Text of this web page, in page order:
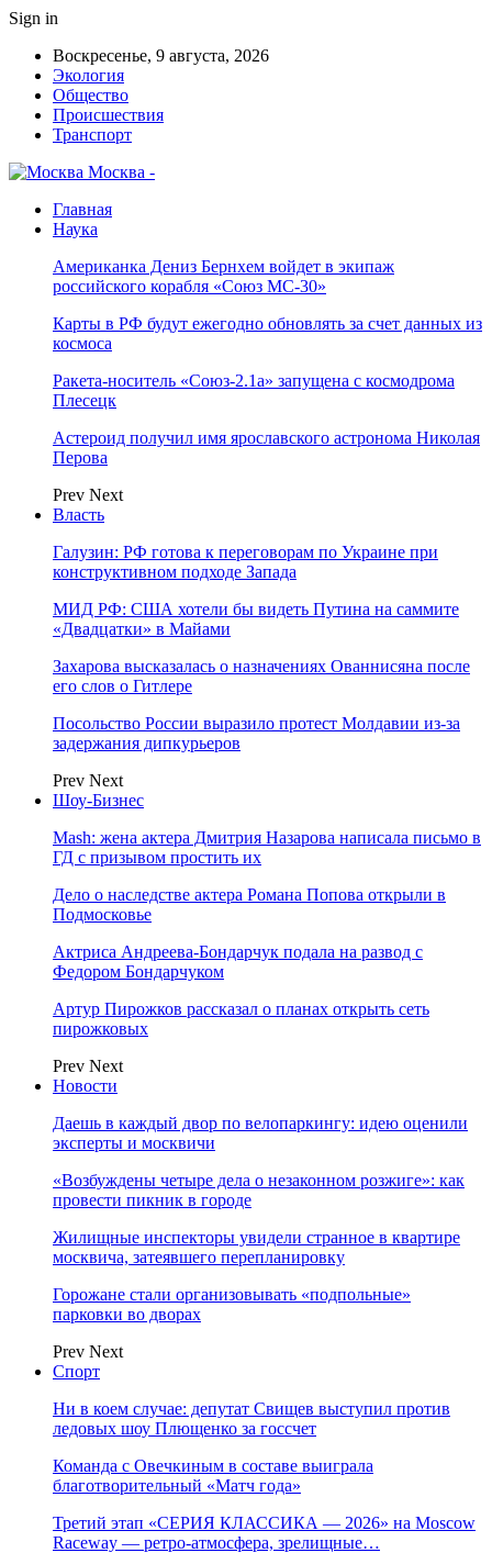
Sign in
Воскресенье, 9 августа, 2026
Экология
Общество
Происшествия
Транспорт
Москва -
Главная
Наука
Американка Дениз Бернхем войдет в экипаж
российского корабля «Союз МС-30»
Карты в РФ будут ежегодно обновлять за счет данных из
космоса
Ракета-носитель «Союз-2.1а» запущена с космодрома
Плесецк
Астероид получил имя ярославского астронома Николая
Перова
Prev Next
Власть
Галузин: РФ готова к переговорам по Украине при
конструктивном подходе Запада
МИД РФ: США хотели бы видеть Путина на саммите
«Двадцатки» в Майами
Захарова высказалась о назначениях Ованнисяна после
его слов о Гитлере
Посольство России выразило протест Молдавии из-за
задержания дипкурьеров
Prev Next
Шоу-Бизнес
Mash: жена актера Дмитрия Назарова написала письмо в
ГД с призывом простить их
Дело о наследстве актера Романа Попова открыли в
Подмосковье
Актриса Андреева-Бондарчук подала на развод с
Федором Бондарчуком
Артур Пирожков рассказал о планах открыть сеть
пирожковых
Prev Next
Новости
Даешь в каждый двор по велопаркингу: идею оценили
эксперты и москвичи
«Возбуждены четыре дела о незаконном розжиге»: как
провести пикник в городе
Жилищные инспекторы увидели странное в квартире
москвича, затеявшего перепланировку
Горожане стали организовывать «подпольные»
парковки во дворах
Prev Next
Спорт
Ни в коем случае: депутат Свищев выступил против
ледовых шоу Плющенко за госсчет
Команда с Овечкиным в составе выиграла
благотворительный «Матч года»
Третий этап «СЕРИЯ КЛАССИКА — 2026» на Moscow
Raceway — ретро‑атмосфера, зрелищные…